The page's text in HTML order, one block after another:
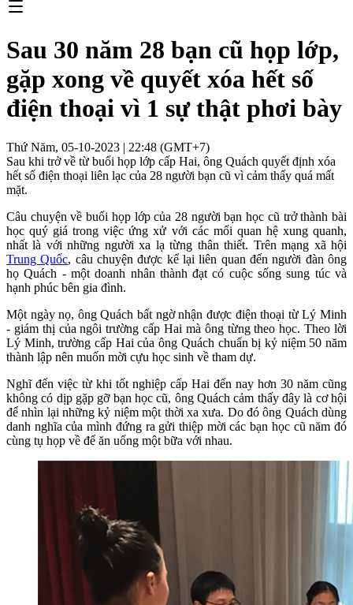
Sau 30 năm 28 bạn cũ họp lớp,
gặp xong về quyết xóa hết số
điện thoại vì 1 sự thật phơi bày
Thứ Năm, 05-10-2023 | 22:48 (GMT+7)
Sau khi trở về từ buổi họp lớp cấp Hai, ông Quách quyết định xóa
hết số điện thoại liên lạc của 28 người bạn cũ vì cảm thấy quá mất
mặt.
Câu chuyện về buổi họp lớp của 28 người bạn học cũ trở thành bài
học quý giá trong việc ứng xử với các mối quan hệ xung quanh,
nhất là với những người xa lạ từng thân thiết. Trên mạng xã hội
Trung Quốc, câu chuyện được kể lại liên quan đến người đàn ông
họ Quách - một doanh nhân thành đạt có cuộc sống sung túc và
hạnh phúc bên gia đình.
Một ngày nọ, ông Quách bất ngờ nhận được điện thoại từ Lý Minh
- giám thị của ngôi trường cấp Hai mà ông từng theo học. Theo lời
Lý Minh, trường cấp Hai của ông Quách chuẩn bị kỷ niệm 50 năm
thành lập nên muốn mời cựu học sinh về tham dự.
Nghĩ đến việc từ khi tốt nghiệp cấp Hai đến nay hơn 30 năm cũng
không có dịp gặp gỡ bạn học cũ, ông Quách cảm thấy đây là cơ hội
để nhìn lại những kỷ niệm một thời xa xưa. Do đó ông Quách dùng
danh nghĩa của mình đứng ra gửi thiệp mời các bạn học cũ năm đó
cùng tụ họp về để ăn uống một bữa với nhau.